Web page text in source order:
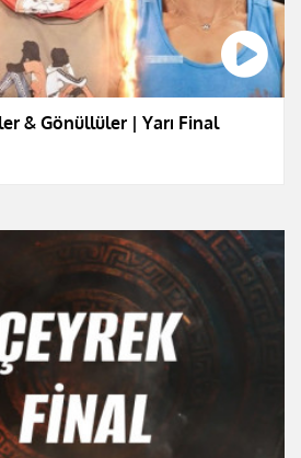
& Gönüllüler | Yarı Final